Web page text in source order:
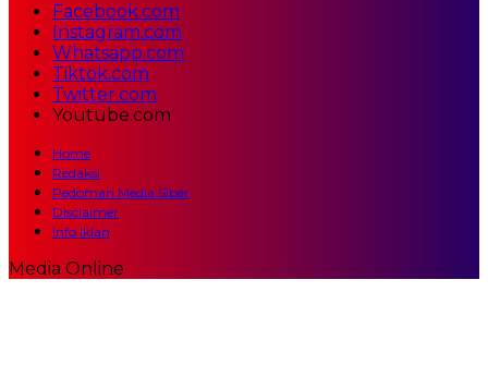
Facebook.com
Instagram.com
Whatsapp.com
Tiktok.com
Twitter.com
Youtube.com
Home
Redaksi
Pedoman Media Siber
Disclaimer
Info Iklan
Media Online